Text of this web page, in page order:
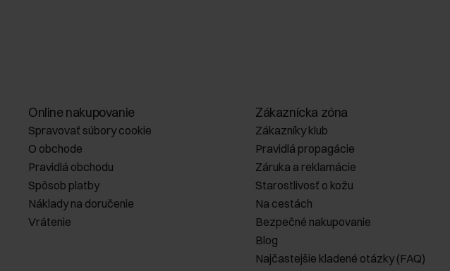
Online nakupovanie
Spravovať súbory cookie
O obchode
Pravidlá obchodu
Spôsob platby
Náklady na doručenie
Vrátenie
Zákaznícka zóna
Zákazníky klub
Pravidlá propagácie
Záruka a reklamácie
Starostlivosť o kožu
Na cestách
Bezpečné nakupovanie
Blog
Najčastejšie kladené otázky (FAQ)